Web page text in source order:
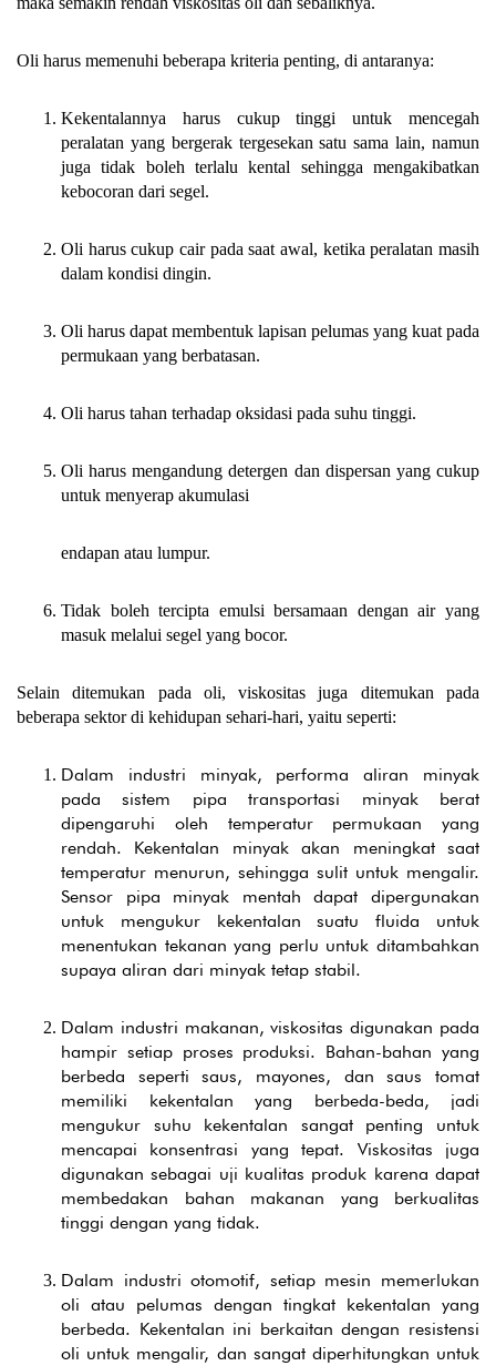
Oli harus memenuhi beberapa kriteria penting, di antaranya:
Kekentalannya harus cukup tinggi untuk mencegah
peralatan yang bergerak tergesekan satu sama lain, namun
juga tidak boleh terlalu kental sehingga mengakibatkan
kebocoran dari segel.
Oli harus cukup cair pada saat awal, ketika peralatan masih
dalam kondisi dingin.
Oli harus dapat membentuk lapisan pelumas yang kuat pada
permukaan yang berbatasan.
Oli harus tahan terhadap oksidasi pada suhu tinggi.
Oli harus mengandung detergen dan dispersan yang cukup
untuk menyerap akumulasi
endapan atau lumpur.
Tidak boleh tercipta emulsi bersamaan dengan air yang
masuk melalui segel yang bocor.
Selain ditemukan pada oli, viskositas juga ditemukan pada
beberapa sektor di kehidupan sehari-hari, yaitu seperti:
Dalam industri minyak, performa aliran minyak
pada sistem pipa transportasi minyak berat
dipengaruhi oleh temperatur permukaan yang
rendah. Kekentalan minyak akan meningkat saat
temperatur menurun, sehingga sulit untuk mengalir.
Sensor pipa minyak mentah dapat dipergunakan
untuk mengukur kekentalan suatu fluida untuk
menentukan tekanan yang perlu untuk ditambahkan
supaya aliran dari minyak tetap stabil.
Dalam industri makanan, viskositas digunakan pada
hampir setiap proses produksi. Bahan-bahan yang
berbeda seperti saus, mayones, dan saus tomat
memiliki kekentalan yang berbeda-beda, jadi
mengukur suhu kekentalan sangat penting untuk
mencapai konsentrasi yang tepat. Viskositas juga
digunakan sebagai uji kualitas produk karena dapat
membedakan bahan makanan yang berkualitas
tinggi dengan yang tidak.
Dalam industri otomotif, setiap mesin memerlukan
oli atau pelumas dengan tingkat kekentalan yang
berbeda. Kekentalan ini berkaitan dengan resistensi
oli untuk mengalir, dan sangat diperhitungkan untuk